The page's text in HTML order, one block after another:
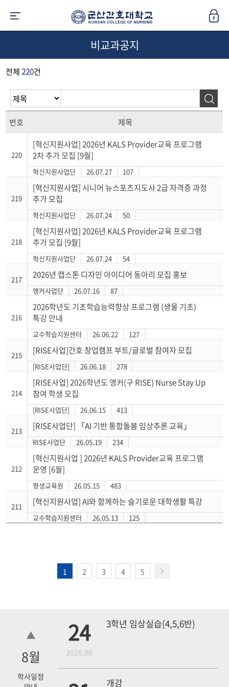
비교과공지
전체220건
번호 제목
220
[혁신지원사업] 2026년 KALS Provider교육 프로그램
2차 추가 모집 [9월]
혁신지원사업단 26.07.27 107
219
[혁신지원사업] 시니어 뉴스포츠지도사 2급 자격증 과정
추가 모집
혁신지원사업단 26.07.24 50
218
[혁신지원사업] 2026년 KALS Provider교육 프로그램
추가 모집 [9월]
혁신지원사업단 26.07.24 54
217 2026년 캡스톤 디자인 아이디어 동아리 모집 홍보
앵커사업단 26.07.16 87
216
2026학년도 기초학습능력향상 프로그램 (생물 기초)
특강 안내
교수학습지원센터 26.06.22 127
215 [RISE사업]간호 창업캠프 부트/글로벌 참여자 모집
[RISE사업단] 26.06.18 278
214
[RISE사업] 2026학년도 앵커(구 RISE) Nurse Stay Up
참여 학생 모집
[RISE사업단] 26.06.15 413
213 [RISE사업단] 「AI 기반 통합돌봄 임상추론 교육」
RISE사업단 26.05.19 234
212
[혁신지원사업 ] 2026년 KALS Provider교육 프로그램
운영 [6월]
평생교육원 26.05.15 483
211 [혁신지원사업] AI와 함께하는 슬기로운 대학생활 특강
교수학습지원센터 26.05.13 125
1 2 3 4 5
8월
학사일정
24
2026.08
3학년 임상실습(4,5,6반)
개강